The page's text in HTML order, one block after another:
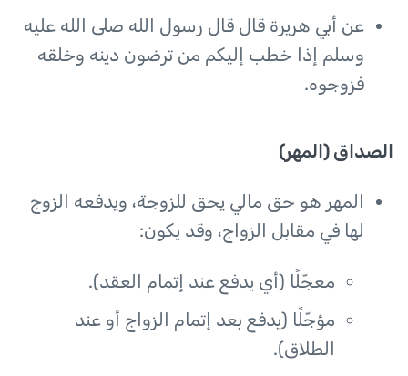
عن أبي هريرة قال قال رسول الله صلى الله عليه
وسلم إذا خطب إليكم من ترضون دينه وخلقه
فزوجوه.
الصداق (المهر)
المهر هو حق مالي يحق للزوجة، ويدفعه الزوج
لها في مقابل الزواج، وقد يكون:
معجّلًا (أي يدفع عند إتمام العقد).
مؤجّلًا (يدفع بعد إتمام الزواج أو عند
الطلاق).